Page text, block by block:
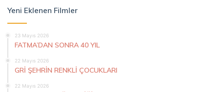
Yeni Eklenen Filmler
23 Mayıs 2026
FATMA’DAN SONRA 40 YIL
22 Mayıs 2026
GRİ ŞEHRİN RENKLİ ÇOCUKLARI
22 Mayıs 2026